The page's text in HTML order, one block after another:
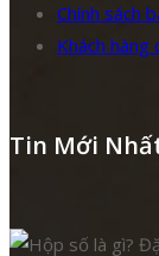
Chính sách
Khách hàng
Tin Mới